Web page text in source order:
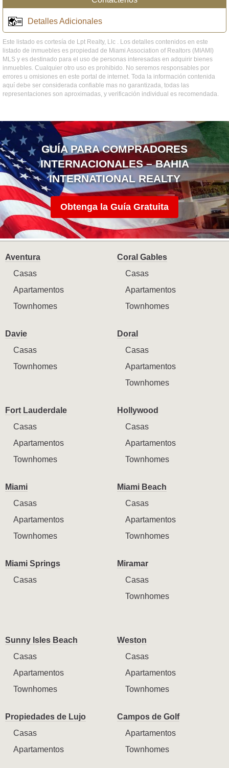
Detalles Adicionales
Este listado es cortesía de Lpt Realty, Llc . Los detalles contenidos en este
listado de inmuebles es propiedad de Miami Association of Realtors (MIAMI)
MLS y es destinado para el uso de personas interesadas en adquirir bienes
inmuebles. Cualquier otro uso es prohibido. No seremos responsables por
errores u omisiones en este portal de internet. Toda la información contenida
aquí debe ser considerada confiable mas no garantizada, todas las
representaciones son aproximadas, y verificación individual es recomendada.
GUÍA PARA COMPRADORES
INTERNACIONALES – BAHIA
INTERNATIONAL REALTY
Obtenga la Guía Gratuita
Aventura
Casas
Apartamentos
Townhomes
Coral Gables
Casas
Apartamentos
Townhomes
Davie
Casas
Townhomes
Doral
Casas
Apartamentos
Townhomes
Fort Lauderdale
Casas
Apartamentos
Townhomes
Hollywood
Casas
Apartamentos
Townhomes
Miami
Casas
Apartamentos
Townhomes
Miami Beach
Casas
Apartamentos
Townhomes
Miami Springs
Casas
Miramar
Casas
Townhomes
Sunny Isles Beach
Casas
Apartamentos
Townhomes
Weston
Casas
Apartamentos
Townhomes
Propiedades de Lujo
Casas
Apartamentos
Campos de Golf
Apartamentos
Townhomes